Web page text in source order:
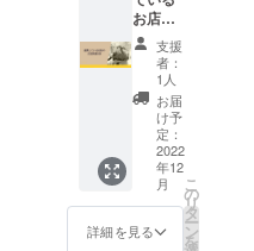
今回はあま
り聞き馴染
みのない、
「プロポー
ズ代行」の
仕事を、少
しでも多く
の方々に私
お店の
食事優
待券 レ
ストラ
ン名：
アン
クィー
ル神戸
北野 場
所：兵
庫県神
戸市中
央区北
支援
者：
1人
お届
け予
定：
2022
年12
月
詳細を見る
こ
の
リ
タ
ー
ン
を